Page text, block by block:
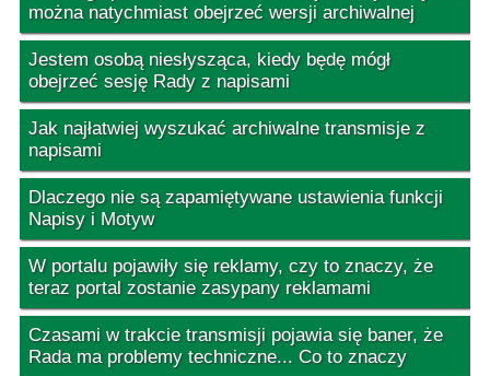
można natychmiast obejrzeć wersji archiwalnej
Jestem osobą niesłysząca, kiedy będę mógł
obejrzeć sesję Rady z napisami
Jak najłatwiej wyszukać archiwalne transmisje z
napisami
Dlaczego nie są zapamiętywane ustawienia funkcji
Napisy i Motyw
W portalu pojawiły się reklamy, czy to znaczy, że
teraz portal zostanie zasypany reklamami
Czasami w trakcie transmisji pojawia się baner, że
Rada ma problemy techniczne... Co to znaczy